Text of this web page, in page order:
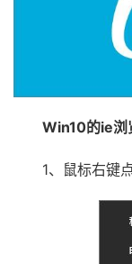
Win10的ie浏览
1、鼠标右键点